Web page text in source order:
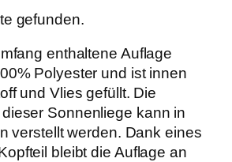
gefunden.
enthaltene Auflage
Polyester und ist innen
und Vlies gefüllt. Die
Sonnenliege kann in
verstellt werden. Dank eines
bleibt die Auflage an